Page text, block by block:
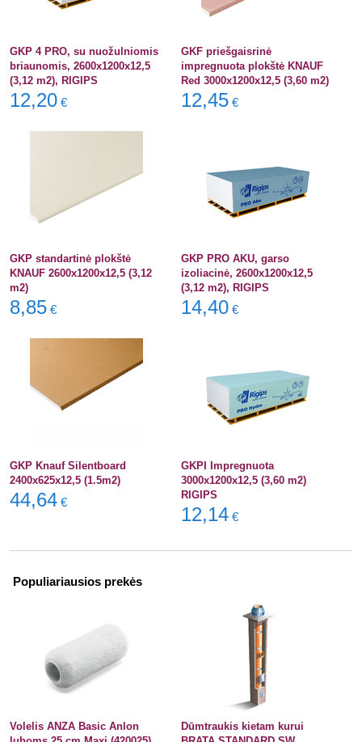
GKP 4 PRO, su nuožulniomis
briaunomis, 2600x1200x12,5
(3,12 m2), RIGIPS
12,20 €
GKF priešgaisrinė
impregnuota plokštė KNAUF
Red 3000x1200x12,5 (3,60 m2)
12,45 €
GKP standartinė plokštė
KNAUF 2600x1200x12,5 (3,12
m2)
8,85 €
GKP PRO AKU, garso
izoliacinė, 2600x1200x12,5
(3,12 m2), RIGIPS
14,40 €
GKP Knauf Silentboard
2400x625x12,5 (1.5m2)
44,64 €
GKPI Impregnuota
3000x1200x12,5 (3,60 m2)
RIGIPS
12,14 €
Populiariausios prekės
Volelis ANZA Basic Anlon
Dūmtraukis kietam kurui